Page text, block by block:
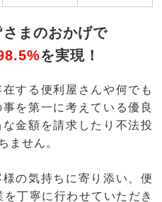
まのおかげで
を実現！
する便利屋さんや何でも
を第一に考えている優良
金額を請求したり不法投
ません。
の気持ちに寄り添い、便
丁寧に行わせていただき